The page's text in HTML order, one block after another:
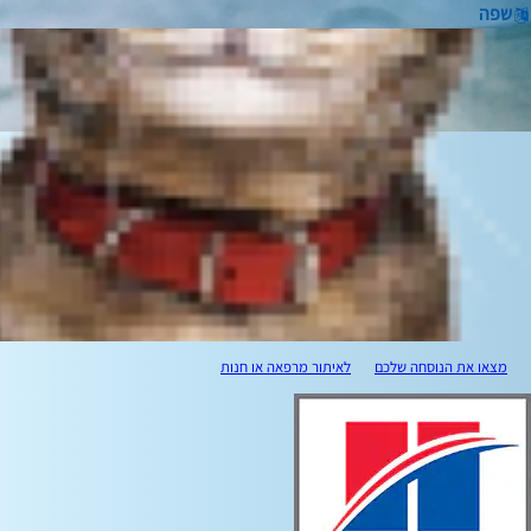
שפה
מצאו את הנוסחה שלכם לאיתור מרפאה או חנות